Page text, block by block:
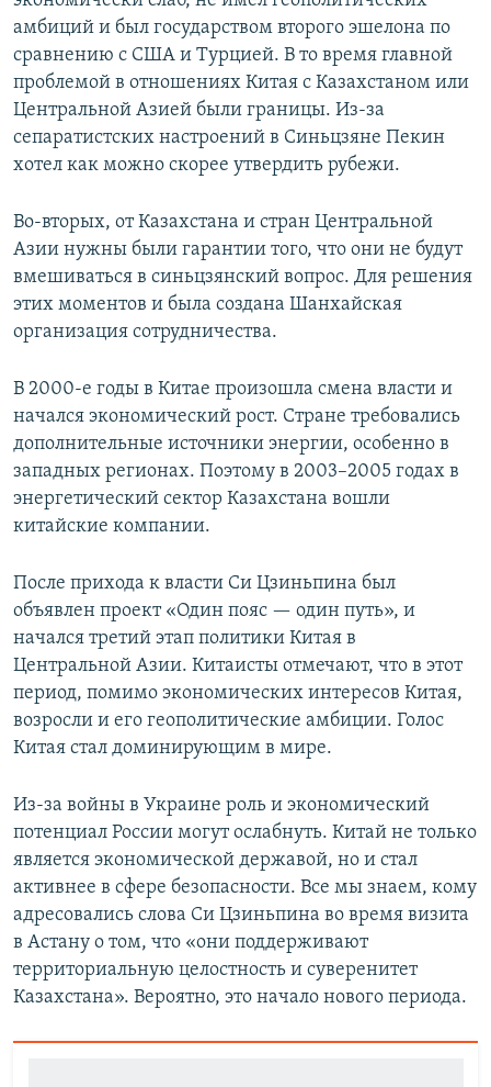
амбиций и был государством второго эшелона по
сравнению с США и Турцией. В то время главной
проблемой в отношениях Китая с Казахстаном или
Центральной Азией были границы. Из-за
сепаратистских настроений в Синьцзяне Пекин
хотел как можно скорее утвердить рубежи.
Во-вторых, от Казахстана и стран Центральной
Азии нужны были гарантии того, что они не будут
вмешиваться в синьцзянский вопрос. Для решения
этих моментов и была создана Шанхайская
организация сотрудничества.
В 2000-е годы в Китае произошла смена власти и
начался экономический рост. Стране требовались
дополнительные источники энергии, особенно в
западных регионах. Поэтому в 2003–2005 годах в
энергетический сектор Казахстана вошли
китайские компании.
После прихода к власти Си Цзиньпина был
объявлен проект «Один пояс — один путь», и
начался третий этап политики Китая в
Центральной Азии. Китаисты отмечают, что в этот
период, помимо экономических интересов Китая,
возросли и его геополитические амбиции. Голос
Китая стал доминирующим в мире.
Из-за войны в Украине роль и экономический
потенциал России могут ослабнуть. Китай не только
является экономической державой, но и стал
активнее в сфере безопасности. Все мы знаем, кому
адресовались слова Си Цзиньпина во время визита
в Астану о том, что «они поддерживают
территориальную целостность и суверенитет
Казахстана». Вероятно, это начало нового периода.